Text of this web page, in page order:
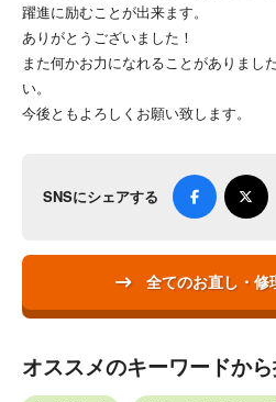
躍進に励むことが出来ます。
ありがとうございました！
また何かお力になれることがありまし
い。
今後ともよろしくお願い致します。
SNSにシェアする
全てのお直し・修
オススメのキーワードか